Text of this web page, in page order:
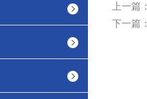
上一篇：
下一篇：